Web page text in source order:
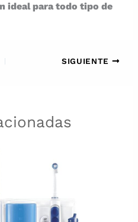
ideal para todo tipo de
SIGUIENTE